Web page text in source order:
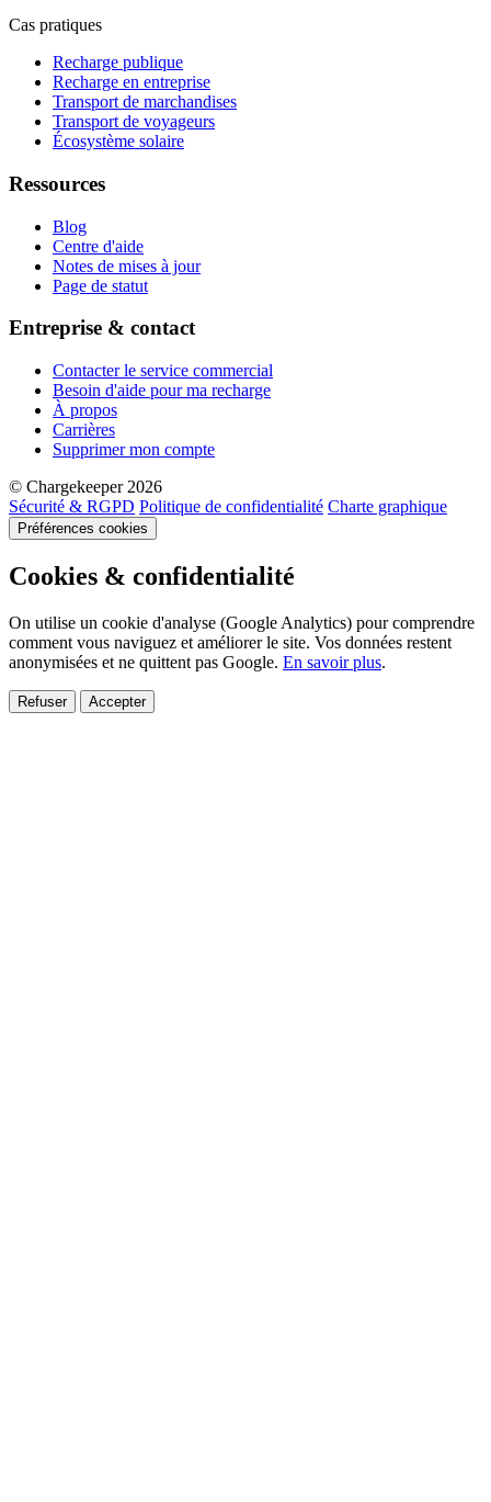
Cas pratiques
Recharge publique
Recharge en entreprise
Transport de marchandises
Transport de voyageurs
Écosystème solaire
Ressources
Blog
Centre d'aide
Notes de mises à jour
Page de statut
Entreprise & contact
Contacter le service commercial
Besoin d'aide pour ma recharge
À propos
Carrières
Supprimer mon compte
© Chargekeeper 2026
Sécurité & RGPD Politique de confidentialité Charte graphique
Préférences cookies
Cookies & confidentialité
On utilise un cookie d'analyse (Google Analytics) pour comprendre
comment vous naviguez et améliorer le site. Vos données restent
anonymisées et ne quittent pas Google. En savoir plus.
Refuser Accepter